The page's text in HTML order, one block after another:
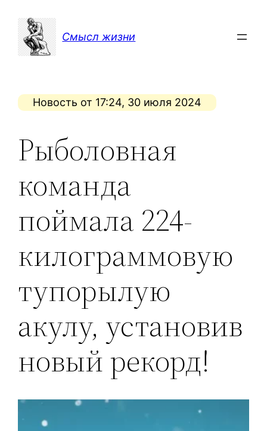
содержимому
Смысл жизни
Новость от 17:24, 30 июля 2024
Рыболовная
команда
поймала 224-
килограммовую
тупорылую
акулу, установив
новый рекорд!